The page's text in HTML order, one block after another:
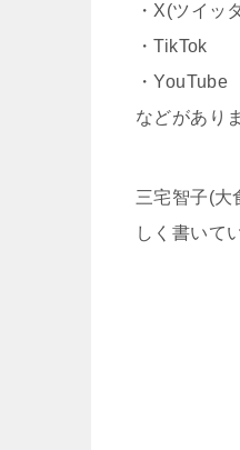
・X(ツイッ
・TikTok
・YouTube
などがあり
三宅智子(大
しく書いて